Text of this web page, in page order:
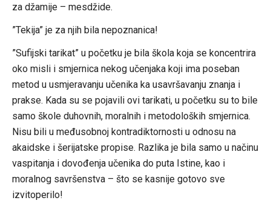
za džamije – mesdžide.
”Tekija” je za njih bila nepoznanica!
”Sufijski tarikat” u početku je bila škola koja se koncentrira
oko misli i smjernica nekog učenjaka koji ima poseban
metod u usmjeravanju učenika ka usavršavanju znanja i
prakse. Kada su se pojavili ovi tarikati, u početku su to bile
samo škole duhovnih, moralnih i metodoloških smjernica.
Nisu bili u međusobnoj kontradiktornosti u odnosu na
akaidske i šerijatske propise. Razlika je bila samo u načinu
vaspitanja i dovođenja učenika do puta Istine, kao i
moralnog savršenstva – što se kasnije gotovo sve
izvitoperilo!